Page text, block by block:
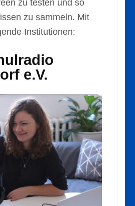
zu testen und so
zu sammeln. Mit
Institutionen:
e.V.